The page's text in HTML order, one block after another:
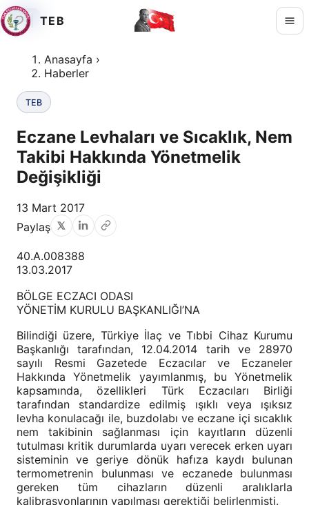
TEB
Anasayfa ›
Haberler
TEB
Eczane Levhaları ve Sıcaklık, Nem
Takibi Hakkında Yönetmelik
Değişikliği
13 Mart 2017
Paylaş
40.A.008388
13.03.2017
BÖLGE ECZACI ODASI
YÖNETİM KURULU BAŞKANLIĞI’NA
Bilindiği üzere, Türkiye İlaç ve Tıbbi Cihaz Kurumu
Başkanlığı tarafından, 12.04.2014 tarih ve 28970
sayılı Resmi Gazetede Eczacılar ve Eczaneler
Hakkında Yönetmelik yayımlanmış, bu Yönetmelik
kapsamında, özellikleri Türk Eczacıları Birliği
tarafından standardize edilmiş ışıklı veya ışıksız
levha konulacağı ile, buzdolabı ve eczane içi sıcaklık
nem takibinin sağlanması için kayıtların düzenli
tutulması kritik durumlarda uyarı verecek erken uyarı
sisteminin ve geriye dönük hafıza kaydı bulunan
termometrenin bulunması ve eczanede bulunması
gereken tüm cihazların düzenli aralıklarla
kalibrasyonlarının yapılması gerektiği belirlenmişti.
TEB
TEB
TEB